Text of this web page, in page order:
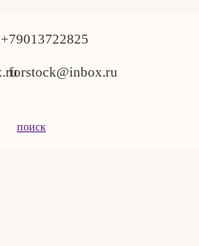
+79013722825
forstock@inbox.ru
поиск